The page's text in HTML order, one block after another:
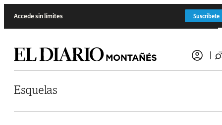
Accede sin límites Suscríbete
Esquelas